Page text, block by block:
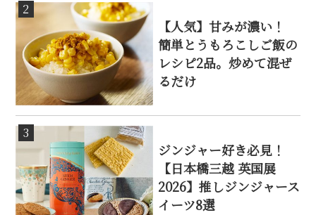
2
【人気】甘みが濃い！
簡単とうもろこしご飯の
レシピ2品。炒めて混ぜ
るだけ
3
ジンジャー好き必見！
【日本橋三越 英国展
2026】推しジンジャース
イーツ8選